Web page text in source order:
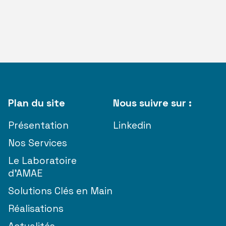
Plan du site
Présentation
Nos Services
Le Laboratoire
d’AMAE
Solutions Clés en Main
Réalisations
Nous suivre sur :
Linkedin